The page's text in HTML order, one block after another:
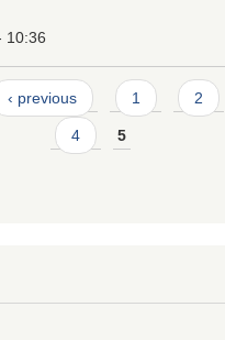
10:36
‹ previous 1 2
4 5